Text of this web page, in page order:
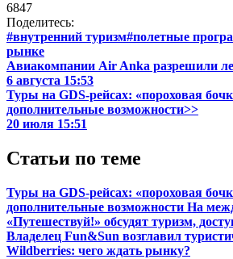
6847
Поделитесь:
#внутренний туризм#полетные
рынке
Авиакомпании Air Anka разрешили
6 августа 15:53
Туры на GDS-рейсах: «пороховая
дополнительные возможности>>
20 июля 15:51
Статьи по теме
Туры на GDS-рейсах: «пороховая
дополнительные возможности На
«Путешествуй!» обсудят туризм,
Владелец Fun&Sun возглавил
Wildberries: чего ждать рынку?